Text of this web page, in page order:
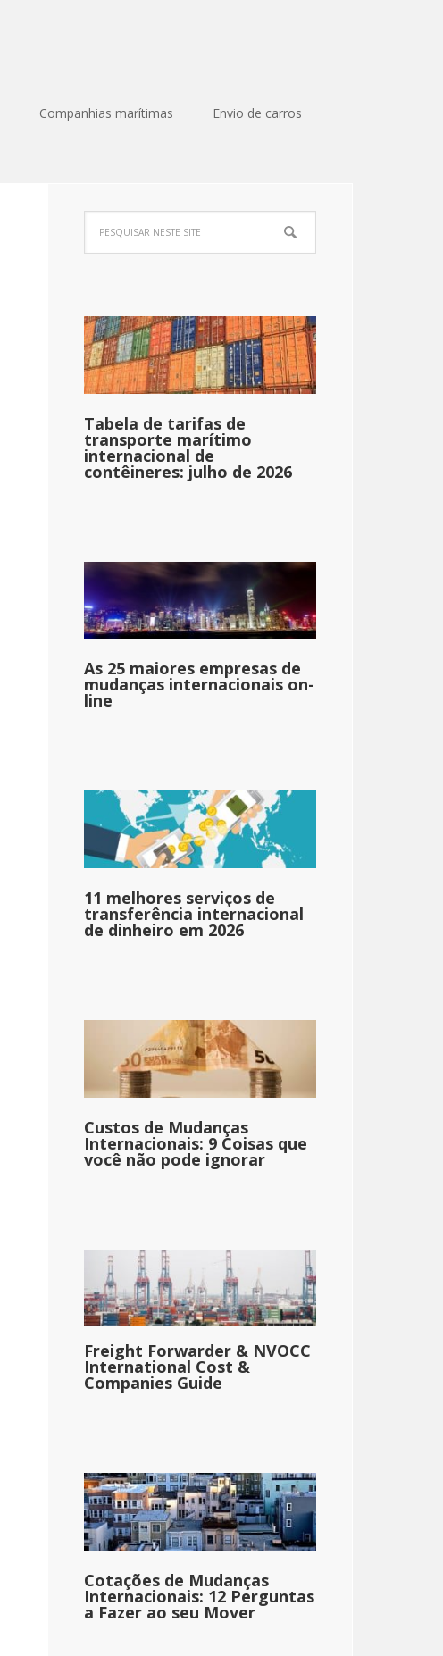
Companhias marítimas Envio de carros
Tabela de tarifas de
transporte marítimo
internacional de
contêineres: julho de 2026
As 25 maiores empresas de
mudanças internacionais on-
line
11 melhores serviços de
transferência internacional
de dinheiro em 2026
Custos de Mudanças
Internacionais: 9 Coisas que
você não pode ignorar
Freight Forwarder & NVOCC
International Cost &
Companies Guide
Cotações de Mudanças
Internacionais: 12 Perguntas
a Fazer ao seu Mover